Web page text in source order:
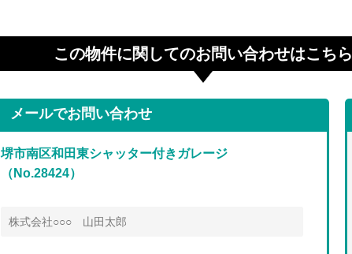
この物件に関してのお問い合わせはこちら
メールでお問い合わせ
堺市南区和田東シャッター付きガレージ
（No.28424）